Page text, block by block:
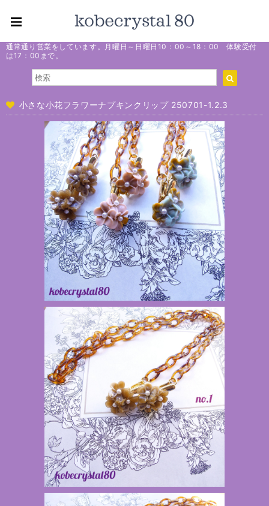
通常通り営業をしています。月曜日～日曜日10：00～18：00 体験受付
は17：00まで。
小さな小花フラワーナプキンクリップ 250701-1.2.3